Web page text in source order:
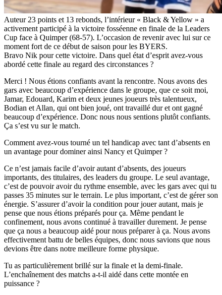
Auteur 23 points et 13 rebonds, l’intérieur « Black & Yellow » a
activement participé à la victoire fosséenne en finale de la Leaders
Cup face à Quimper (68-57). L’occasion de revenir avec lui sur ce
moment fort de ce début de saison pour les BYERS.
Bravo Nik pour cette victoire. Dans quel état d’esprit avez-vous
abordé cette finale au regard des circonstances ?
Merci ! Nous étions confiants avant la rencontre. Nous avons des
gars avec beaucoup d’expérience dans le groupe, que ce soit moi,
Jamar, Edouard, Karim et deux jeunes joueurs très talentueux,
Bodian et Allan, qui ont bien joué, ont travaillé dur et ont gagné
beaucoup d’expérience. Donc nous nous sentions plutôt confiants.
Ça s’est vu sur le match.
Comment avez-vous tourné un tel handicap avec tant d’absents en
un avantage pour dominer ainsi Nancy et Quimper ?
Ce n’est jamais facile d’avoir autant d’absents, des joueurs
importants, des titulaires, des leaders du groupe. Le seul avantage,
c’est de pouvoir avoir du rythme ensemble, avec les gars avec qui tu
passes 35 minutes sur le terrain. Le plus important, c’est de gérer son
énergie. S’assurer d’avoir la condition pour jouer autant, mais je
pense que nous étions préparés pour ça. Même pendant le
confinement, nous avons continué à travailler durement. Je pense
que ça nous a beaucoup aidé pour nous préparer à ça. Nous avons
effectivement battu de belles équipes, donc nous savions que nous
devions être dans notre meilleure forme physique.
Tu as particulièrement brillé sur la finale et la demi-finale.
L’enchaînement des matchs a-t-il aidé dans cette montée en
puissance ?